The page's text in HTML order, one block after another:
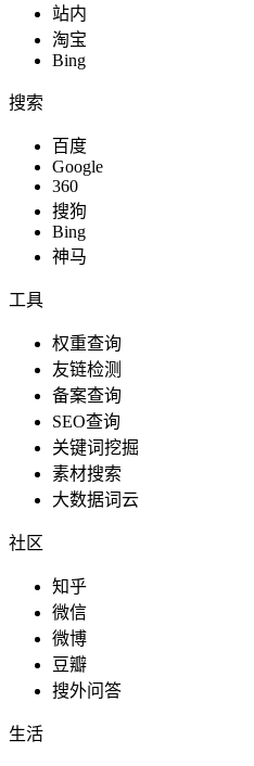
站内
淘宝
Bing
搜索
百度
Google
360
搜狗
Bing
神马
工具
权重查询
友链检测
备案查询
SEO查询
关键词挖掘
素材搜索
大数据词云
社区
知乎
微信
微博
豆瓣
搜外问答
生活